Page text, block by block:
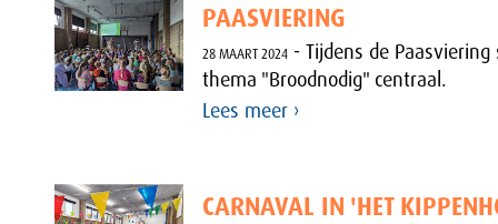
PAASVIERING
28 MAART 2024- Tijdens de
thema "Broodnodig" centraal.
Lees meer ›
CARNAVAL IN 'HET